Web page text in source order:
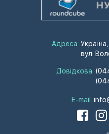
Адреса:
вул.
Довідкова:
E-mail: